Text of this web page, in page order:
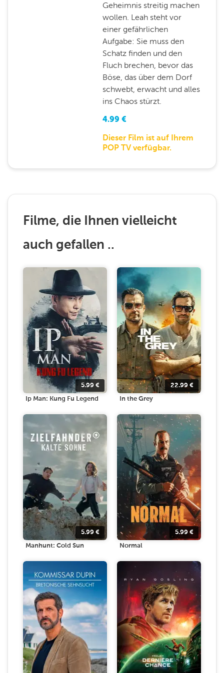
Geheimnis streitig machen
wollen. Leah steht vor
einer gefährlichen
Aufgabe: Sie muss den
Schatz finden und den
Fluch brechen, bevor das
Böse, das über dem Dorf
schwebt, erwacht und alles
ins Chaos stürzt.
4.99 €
Dieser Film ist auf Ihrem
POP TV verfügbar.
Filme, die Ihnen vielleicht
auch gefallen ..
5.99 €
Ip Man: Kung Fu Legend
22.99 €
In the Grey
5.99 €
Manhunt: Cold Sun
5.99 €
Normal